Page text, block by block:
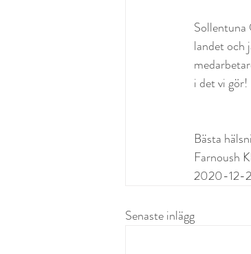
Sollentuna
landet och
i det vi gör!
Bästa
Farnoush
2020-12-
Senaste inlägg